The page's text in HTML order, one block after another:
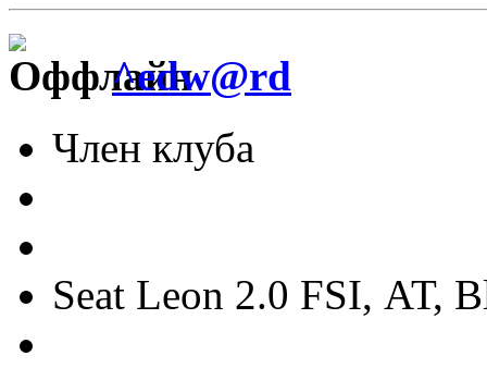
^edw@rd
Член клуба
Seat Leon 2.0 FSI, АТ,